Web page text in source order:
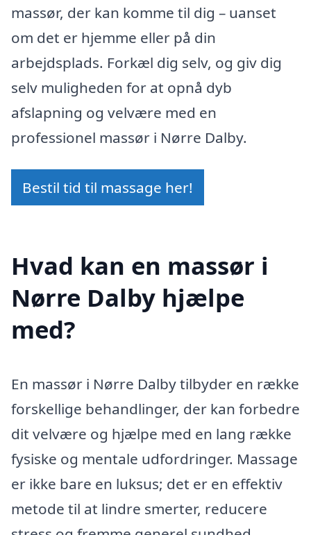
massør, der kan komme til dig – uanset
om det er hjemme eller på din
arbejdsplads. Forkæl dig selv, og giv dig
selv muligheden for at opnå dyb
afslapning og velvære med en
professionel massør i Nørre Dalby.
Bestil tid til massage her!
Hvad kan en massør i
Nørre Dalby hjælpe
med?
En massør i Nørre Dalby tilbyder en række
forskellige behandlinger, der kan forbedre
dit velvære og hjælpe med en lang række
fysiske og mentale udfordringer. Massage
er ikke bare en luksus; det er en effektiv
metode til at lindre smerter, reducere